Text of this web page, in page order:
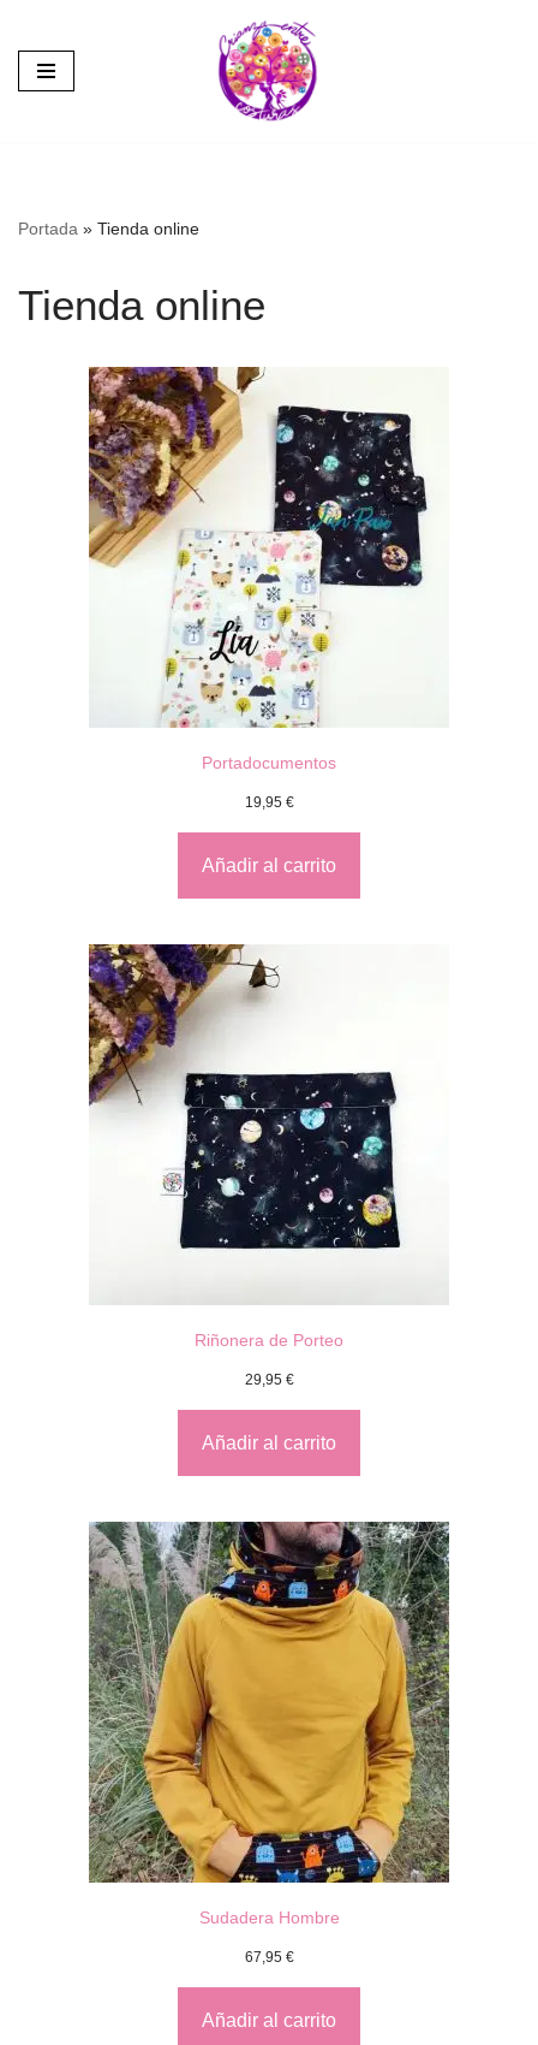
Saltar
al
Portada » Tienda online
Tienda online
Portadocumentos
19,95 €
Añadir al carrito
Riñonera de Porteo
29,95 €
Añadir al carrito
Sudadera Hombre
67,95 €
Añadir al carrito